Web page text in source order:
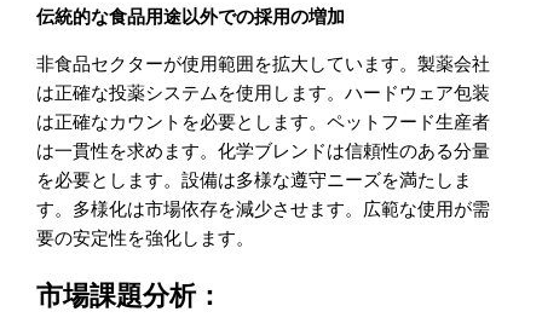
伝統的な食品用途以外での採用の増加
非食品セクターが使用範囲を拡大しています。製薬会社
は正確な投薬システムを使用します。ハードウェア包装
は正確なカウントを必要とします。ペットフード生産者
は一貫性を求めます。化学ブレンドは信頼性のある分量
を必要とします。設備は多様な遵守ニーズを満たしま
す。多様化は市場依存を減少させます。広範な使用が需
要の安定性を強化します。
市場課題分析：